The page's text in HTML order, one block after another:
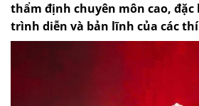
thẩm định chuyên môn cao, đặc
trình diễn và bản lĩnh của các